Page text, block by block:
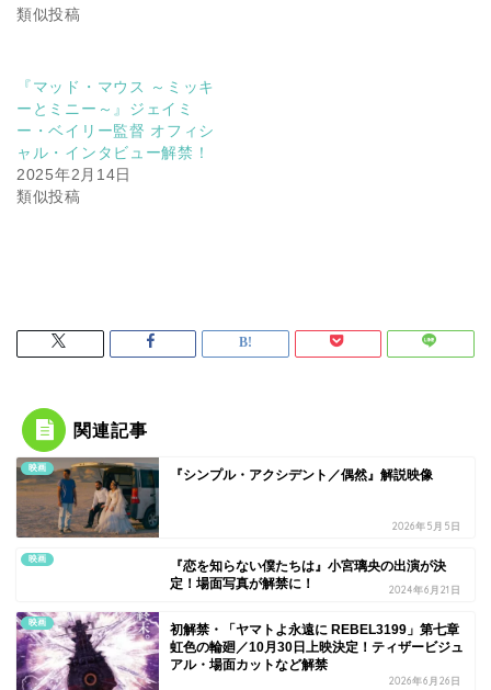
類似投稿
『マッド・マウス ～ミッキ
ーとミニー～』ジェイミ
ー・ベイリー監督 オフィシ
ャル・インタビュー解禁！
2025年2月14日
類似投稿
関連記事
映画 『シンプル・アクシデント／偶然』解説映像
2026年5月5日
映画
『恋を知らない僕たちは』小宮璃央の出演が決
定！場面写真が解禁に！
2024年6月21日
映画
初解禁・「ヤマトよ永遠に REBEL3199」第七章
虹色の輪廻／10月30日上映決定！ティザービジュ
アル・場面カットなど解禁
2026年6月26日